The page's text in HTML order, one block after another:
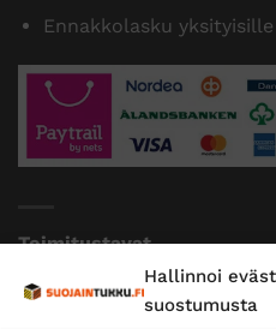
Hallinnoi
suostumusta
Ennakkolasku yksityisille
Toimitustavat
Posti